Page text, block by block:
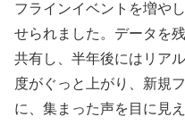
フラインイベントを増や
せられました。データを
共有し、半年後にはリア
度がぐっと上がり、新規
に、集まった声を目に見